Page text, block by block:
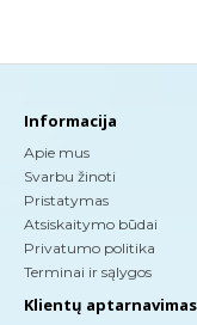
Informacija
Apie mus
Svarbu žinoti
Pristatymas
Atsiskaitymo būdai
Privatumo politika
Terminai ir sąlygos
Klientų aptarnavimas